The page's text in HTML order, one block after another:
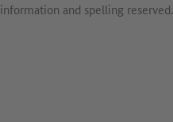
information and spelling reserved.